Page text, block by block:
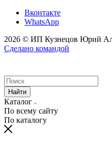
Вконтакте
WhatsApp
2026 © ИП Кузнецов Юрий
Сделано командой
Найти
Каталог
По всему сайту
По каталогу